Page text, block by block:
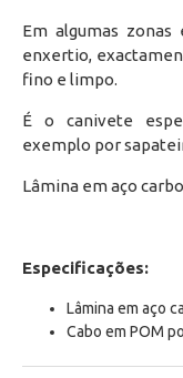
Em algumas
enxertio,
fino e limpo.
É o canivete
exemplo por
Lâmina em aço
Especificações:
Lâmina em aço
Cabo em POM